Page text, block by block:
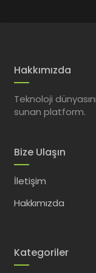
Hakkımızda
Teknoloji
sunan platform.
Bize Ulaşın
İletişim
Hakkımızda
Kategoriler